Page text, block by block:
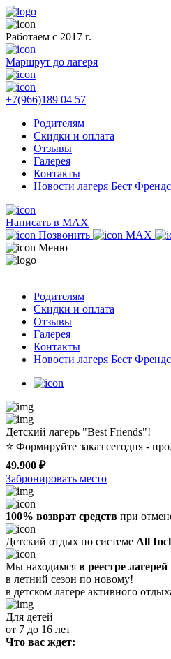
Работаем с 2017 г.
Маршрут до лагеря
+7(966)189 04 57
Родителям
Скидки и оплата
Отзывы
Галерея
Контакты
Новости лагеря Бест Френдс
Написать в MAX
Позвонить
MAX
Меню
Родителям
Скидки и оплата
Отзывы
Галерея
Контакты
Новости лагеря Бест Френдс
Детский лагерь "Best Friends"!
⭐️ Формируйте заказ сегодня -
49.900 ₽
Забронировать место
100% возврат средств при
Детский отдых по системе All
Мы находимся в реестре лагерей
в летний сезон по новому!
в детском лагере активного
Для детей
от 7 до 16 лет
Что вас ждет: